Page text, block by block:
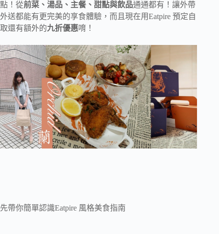
點！從前菜、湯品、主餐、甜點與飲品通通都有！讓外帶
外送都能有更完美的享食體驗，而且現在用Eatpire 預定自
取還有額外的九折優惠唷！
先帶你簡單認識Eatpire 風格美食指南